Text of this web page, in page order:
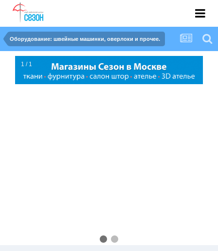
Оборудование: швейные машинки, оверлоки и прочее.
1 / 1